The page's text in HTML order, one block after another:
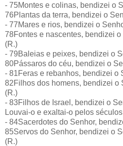
- 75Montes e colinas, bendizei o
76Plantas da terra, bendizei o
- 77Mares e rios, bendizei o
78Fontes e nascentes, bendizei o
(R.)
- 79Baleias e peixes, bendizei o
80Pássaros do céu, bendizei o
- 81Feras e rebanhos, bendizei o
82Filhos dos homens, bendizei o
(R.)
- 83Filhos de Israel, bendizei o
Louvai-o e exaltai-o pelos
- 84Sacerdotes do Senhor,
85Servos do Senhor, bendizei o
(R.)